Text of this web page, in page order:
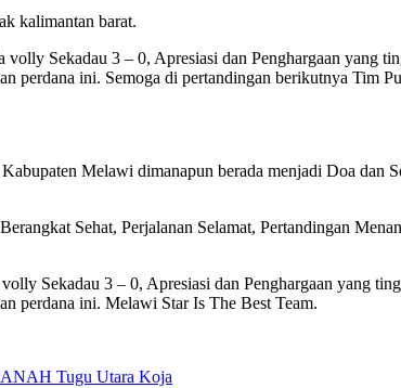
kalimantan barat.
Sekadau 3 – 0, Apresiasi dan Penghargaan yang
perdana ini. Semoga di pertandingan berikutnya Tim
Melawi dimanapun berada menjadi Doa dan
Sehat, Perjalanan Selamat, Pertandingan
Sekadau 3 – 0, Apresiasi dan Penghargaan yang
perdana ini. Melawi Star Is The Best Team.
Tugu Utara Koja